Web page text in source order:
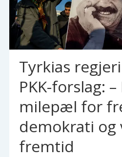
Tyrkias
PKK-forslag: –
milepæl for
demokrati og
fremtid